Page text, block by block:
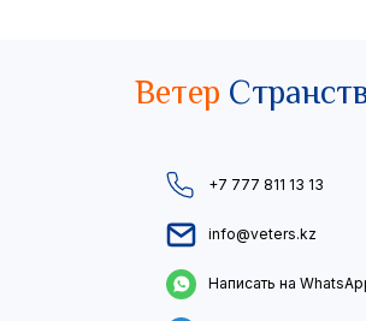
Ветер
+7 777 811 13 13
info@veters.kz
Написать на